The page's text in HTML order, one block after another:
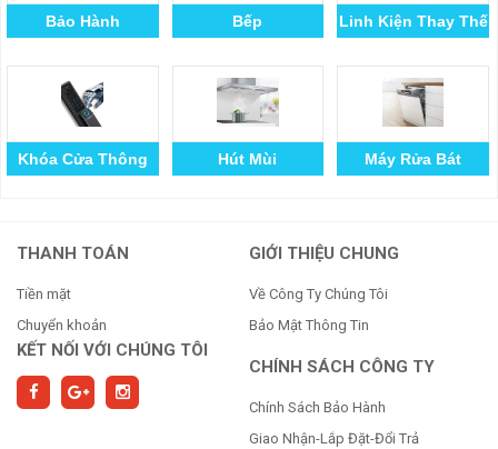
Bảo Hành Bếp Linh Kiện Thay Thế
Khóa Cửa Thông
Hút Mùi Máy Rửa Bát
THANH TOÁN
Tiền mặt
Chuyển khoản
KẾT NỐI VỚI CHÚNG TÔI
GIỚI THIỆU CHUNG
Về Công Ty Chúng Tôi
Bảo Mật Thông Tin
CHÍNH SÁCH CÔNG TY
Chính Sách Bảo Hành
Giao Nhận-Lắp Đặt-Đổi Trả